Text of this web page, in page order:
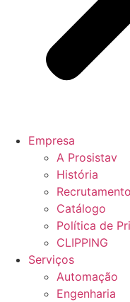
Empresa
A Prosistav
História
Recrutamento
Catálogo
Política de
CLIPPING
Serviços
Automação
Engenharia